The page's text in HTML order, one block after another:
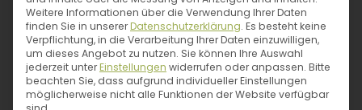
hinunterfallen kann.
Wenn es das Material
des Gefäßes zulässt,
kannst du auch am
oberen Rand Löcher
Weitere Informationen über die Verwendung Ihrer Daten
finden Sie in unsererDatenschutzerklärung. Es besteht keine
Verpflichtung, in die Verarbeitung Ihrer Daten einzuwilligen,
um dieses Angebot zu nutzen. Sie können Ihre Auswahl
jederzeit unterEinstellungen widerrufen oder anpassen. Bitte
beachten Sie, dass aufgrund individueller Einstellungen
möglicherweise nicht alle Funktionen der Website verfügbar